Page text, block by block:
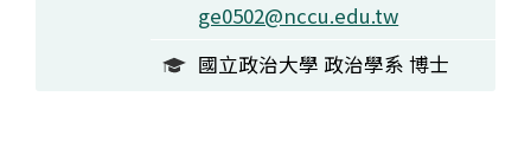
ge0502@nccu.edu.tw
國立政治大學 政治學系 博士